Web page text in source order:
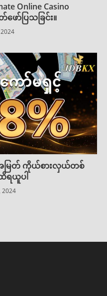
Online Casino
ာ်ပြသခြင်း။
အမြတ် ကိုယ်စားလှယ်တစ်
ရယူပါ
2024